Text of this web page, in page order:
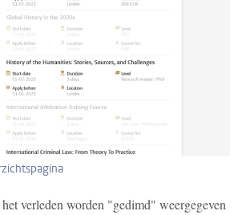
verleden worden "gedimd" weergegeven